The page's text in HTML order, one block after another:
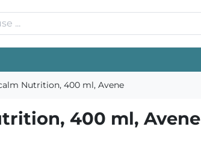
Nutrition, 400 ml, Avene
400 ml, Avene